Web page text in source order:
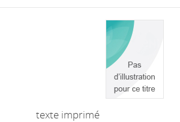
texte imprimé